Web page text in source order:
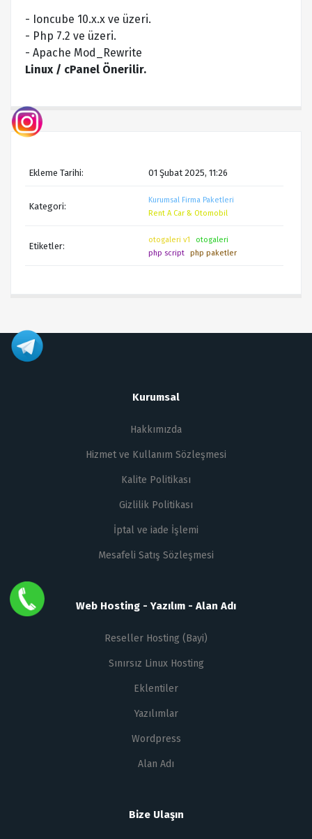
- Ioncube 10.x.x ve üzeri.
- Php 7.2 ve üzeri.
- Apache Mod_Rewrite
Linux / cPanel Önerilir.
Ekleme Tarihi: 01 Şubat 2025, 11:26
Kategori:
Kurumsal Firma Paketleri
Rent A Car & Otomobil
Etiketler:
otogaleri v1
otogaleri
php script
php paketler
Kurumsal
Hakkımızda
Hizmet ve Kullanım Sözleşmesi
Kalite Politikası
Gizlilik Politikası
İptal ve iade İşlemi
Mesafeli Satış Sözleşmesi
Web Hosting - Yazılım - Alan Adı
Reseller Hosting (Bayi)
Sınırsız Linux Hosting
Eklentiler
Yazılımlar
Wordpress
Alan Adı
Bize Ulaşın